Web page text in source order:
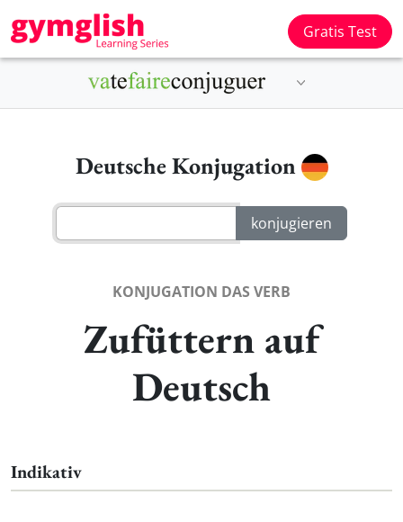
Gratis Test
Deutsche Konjugation
KONJUGATION DAS VERB
Zufüttern auf
Deutsch
Indikativ